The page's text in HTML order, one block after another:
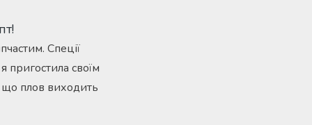
Спеції
пригостила своїм
плов виходить